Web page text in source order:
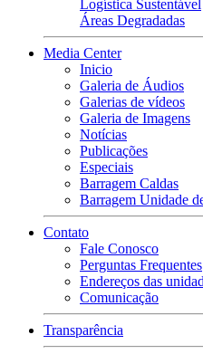
Logística Sustentável
Áreas Degradadas
Media Center
Inicio
Galeria de Áudios
Galerias de vídeos
Galeria de Imagens
Notícias
Publicações
Especiais
Barragem Caldas
Barragem Unidade
Contato
Fale Conosco
Perguntas Frequentes
Endereços das
Comunicação
Transparência